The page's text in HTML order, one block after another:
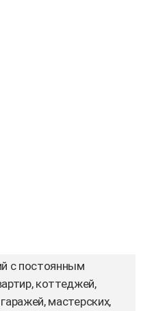
с постоянным
коттеджей,
мастерских,